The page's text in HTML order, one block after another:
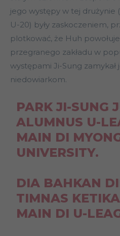
jego występy w tej drużynie
U-20) były zaskoczeniem,
plotkować, że Huh
przegranego zakładu w
występami Ji-Sung
niedowiarkom.
PARK JI-SUNG
ALUMNUS U-
MAIN DI
UNIVERSITY.
DIA BAHKAN
TIMNAS
MAIN DI U-